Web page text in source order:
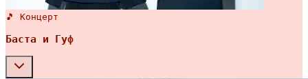
🎵 Концерт
Баста и Гуф